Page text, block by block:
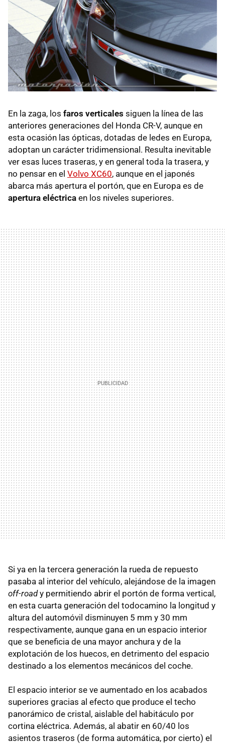
En la zaga, los faros verticales siguen la línea de las
anteriores generaciones del Honda CR-V, aunque en
esta ocasión las ópticas, dotadas de ledes en Europa,
adoptan un carácter tridimensional. Resulta inevitable
ver esas luces traseras, y en general toda la trasera, y
no pensar en el Volvo XC60, aunque en el japonés
abarca más apertura el portón, que en Europa es de
apertura eléctrica en los niveles superiores.
Si ya en la tercera generación la rueda de repuesto
pasaba al interior del vehículo, alejándose de la imagen
off-roady permitiendo abrir el portón de forma vertical,
en esta cuarta generación del todocamino la longitud y
altura del automóvil disminuyen 5 mm y 30 mm
respectivamente, aunque gana en un espacio interior
que se beneficia de una mayor anchura y de la
explotación de los huecos, en detrimento del espacio
destinado a los elementos mecánicos del coche.
El espacio interior se ve aumentado en los acabados
superiores gracias al efecto que produce el techo
panorámico de cristal, aislable del habitáculo por
cortina eléctrica. Además, al abatir en 60/40 los
asientos traseros (de forma automática, por cierto) el